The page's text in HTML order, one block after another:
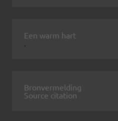
Een warm hart
Bronvermelding
Source citation